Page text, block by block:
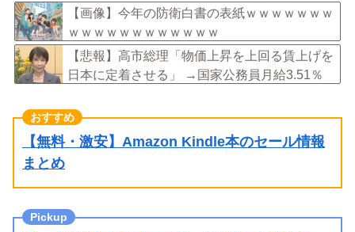
撲、頭部裂傷及び打撲、頸部損傷・・・
【画像】今年の防衛白書の表紙ｗｗｗｗｗｗｗ
ｗｗｗｗｗｗｗｗｗｗｗｗ
【悲報】高市総理「物価上昇を上回る賃上げを
日本に定着させる」 →国家公務員月給3.51％
【無料・激安】Amazon Kindle本のセール情報
まとめ